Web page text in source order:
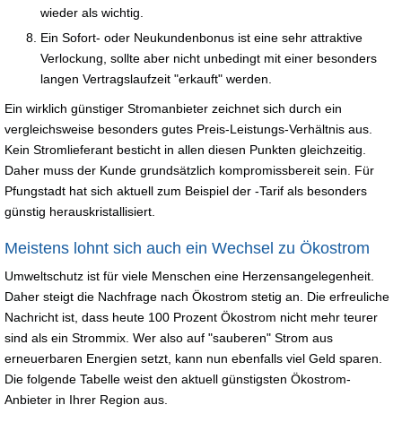
wieder als wichtig.
Ein Sofort- oder Neukundenbonus ist eine sehr attraktive
Verlockung, sollte aber nicht unbedingt mit einer besonders
langen Vertragslaufzeit "erkauft" werden.
Ein wirklich günstiger Stromanbieter zeichnet sich durch ein
vergleichsweise besonders gutes Preis-Leistungs-Verhältnis aus.
Kein Stromlieferant besticht in allen diesen Punkten gleichzeitig.
Daher muss der Kunde grundsätzlich kompromissbereit sein. Für
Pfungstadt hat sich aktuell zum Beispiel der -Tarif als besonders
günstig herauskristallisiert.
Meistens lohnt sich auch ein Wechsel zu Ökostrom
Umweltschutz ist für viele Menschen eine Herzensangelegenheit.
Daher steigt die Nachfrage nach Ökostrom stetig an. Die erfreuliche
Nachricht ist, dass heute 100 Prozent Ökostrom nicht mehr teurer
sind als ein Strommix. Wer also auf "sauberen" Strom aus
erneuerbaren Energien setzt, kann nun ebenfalls viel Geld sparen.
Die folgende Tabelle weist den aktuell günstigsten Ökostrom-
Anbieter in Ihrer Region aus.